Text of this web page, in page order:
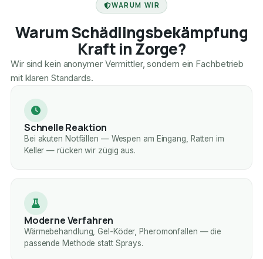
WARUM WIR
Warum Schädlingsbekämpfung
Kraft in Zorge?
Wir sind kein anonymer Vermittler, sondern ein Fachbetrieb
mit klaren Standards.
Schnelle Reaktion
Bei akuten Notfällen — Wespen am Eingang, Ratten im
Keller — rücken wir zügig aus.
Moderne Verfahren
Wärmebehandlung, Gel-Köder, Pheromonfallen — die
passende Methode statt Sprays.